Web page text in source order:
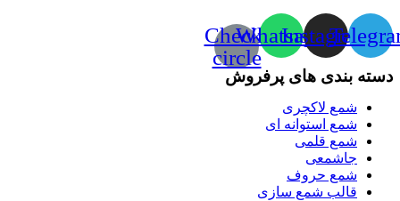
Instagram
Whatsapp
Check-
circle
دسته بندی های پرفروش
شمع لاکچری
شمع استوانه ای
شمع قلمی
جاشمعی
شمع حروف
قالب شمع سازی